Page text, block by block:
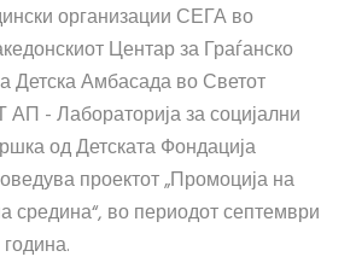
организации СЕГА во
Центар за Граѓанско
Детска Амбасада во Светот
- Лабораторија за социјални
од Детската Фондација
проектот „Промоција на
средина“, во периодот септември